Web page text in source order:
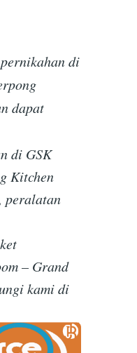
di
dapat
di GSK
Kitchen
peralatan
– Grand
kami di